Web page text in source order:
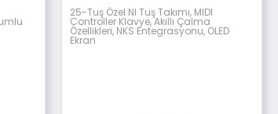
25-Tuş Özel NI Tuş Takımı, MIDI
Controller Klavye, Akıllı Çalma
Özellikleri, NKS Entegrasyonu, OLED
Ekran